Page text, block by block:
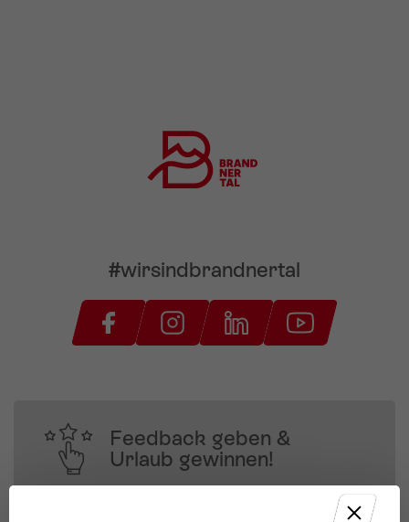
#wirsindbrandnertal
Feedback geben &
Urlaub gewinnen!
Deine Meinung ist uns wichtig – Feedback